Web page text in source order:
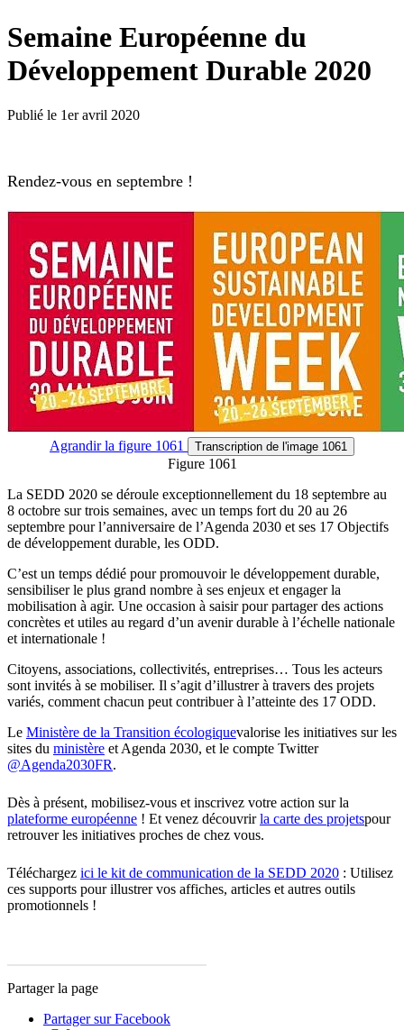
Semaine Européenne du
Développement Durable 2020
Publié le 1er avril 2020
Rendez-vous en septembre !
Agrandirla figure 1061 Transcription de l'image 1061
Figure 1061
La SEDD 2020 se déroule exceptionnellement du 18 septembre au
8 octobre sur trois semaines, avec un temps fort du 20 au 26
septembre pour l’anniversaire de l’Agenda 2030 et ses 17 Objectifs
de développement durable, les ODD.
C’est un temps dédié pour promouvoir le développement durable,
sensibiliser le plus grand nombre à ses enjeux et engager la
mobilisation à agir. Une occasion à saisir pour partager des actions
concrètes et utiles au regard d’un avenir durable à l’échelle nationale
et internationale !
Citoyens, associations, collectivités, entreprises… Tous les acteurs
sont invités à se mobiliser. Il s’agit d’illustrer à travers des projets
variés, comment chacun peut contribuer à l’atteinte des 17 ODD.
Le Ministère de la Transition écologiquevalorise les initiatives sur les
sites du ministère et Agenda 2030, et le compte Twitter
@Agenda2030FR.
Dès à présent, mobilisez-vous et inscrivez votre action sur la
plateforme européenne ! Et venez découvrirla carte des projetspour
retrouver les initiatives proches de chez vous.
Téléchargez ici le kit de communication de la SEDD 2020 : Utilisez
ces supports pour illustrer vos affiches, articles et autres outils
promotionnels !
Partager la page
Partager sur Facebook